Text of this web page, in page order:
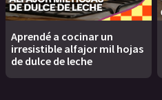
Aprendé a cocinar un
irresistible alfajor mil hojas
de dulce de leche